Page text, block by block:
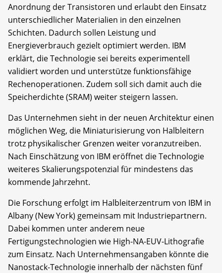
Anordnung der Transistoren und erlaubt den Einsatz
unterschiedlicher Materialien in den einzelnen
Schichten. Dadurch sollen Leistung und
Energieverbrauch gezielt optimiert werden. IBM
erklärt, die Technologie sei bereits experimentell
validiert worden und unterstütze funktionsfähige
Rechenoperationen. Zudem soll sich damit auch die
Speicherdichte (SRAM) weiter steigern lassen.
Das Unternehmen sieht in der neuen Architektur einen
möglichen Weg, die Miniaturisierung von Halbleitern
trotz physikalischer Grenzen weiter voranzutreiben.
Nach Einschätzung von IBM eröffnet die Technologie
weiteres Skalierungspotenzial für mindestens das
kommende Jahrzehnt.
Die Forschung erfolgt im Halbleiterzentrum von IBM in
Albany (New York) gemeinsam mit Industriepartnern.
Dabei kommen unter anderem neue
Fertigungstechnologien wie High-NA-EUV-Lithografie
zum Einsatz. Nach Unternehmensangaben könnte die
Nanostack-Technologie innerhalb der nächsten fünf